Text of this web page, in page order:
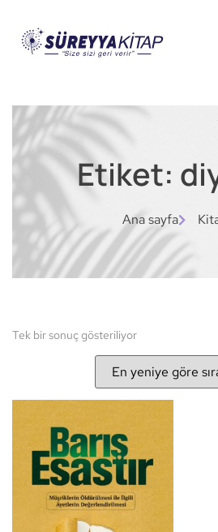
Etiket:
Ana sayfa
Tek bir sonuç gösteriliyor